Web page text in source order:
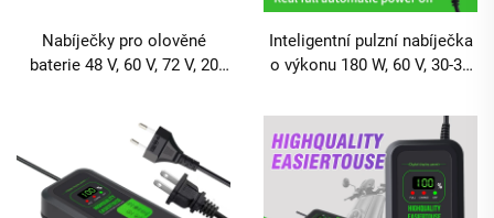
Nabíječky pro olověné
baterie 48 V, 60 V, 72 V, 20
DC konektorem pro
elektrické kola a dvoukolová
vozidla
Inteligentní pulzní nabíječka
o výkonu 180 W, 60 V, 30-32
pro elektromobil a elektrický
kolo, olověná baterie s
přípojkami AC/DC